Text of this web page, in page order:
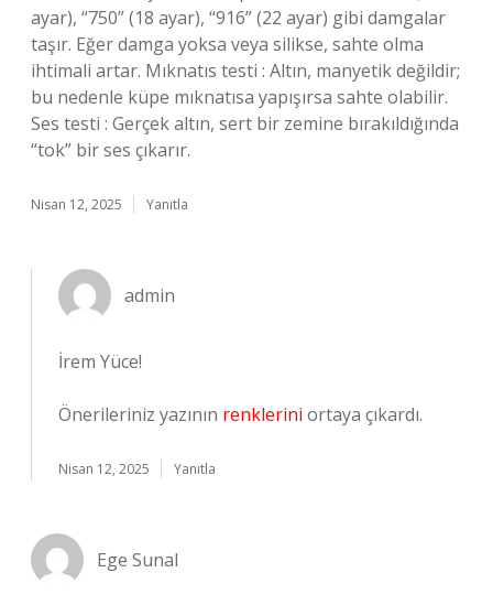
ayar), “750” (18 ayar), “916” (22 ayar) gibi damgalar
taşır. Eğer damga yoksa veya silikse, sahte olma
ihtimali artar. Mıknatıs testi : Altın, manyetik değildir;
bu nedenle küpe mıknatısa yapışırsa sahte olabilir.
Ses testi : Gerçek altın, sert bir zemine bırakıldığında
“tok” bir ses çıkarır.
Nisan 12, 2025 Yanıtla
admin
İrem Yüce!
Önerileriniz yazının renklerini ortaya çıkardı.
Nisan 12, 2025 Yanıtla
Ege Sunal